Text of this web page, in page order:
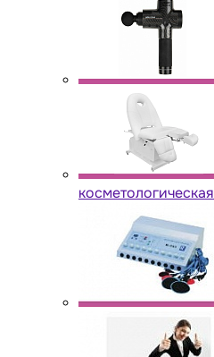
косметологическая